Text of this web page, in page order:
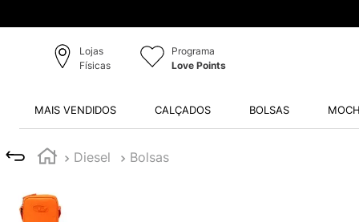
Lojas
Físicas
Programa
Love Points
MAIS VENDIDOS CALÇADOS BOLSAS
Diesel Bolsas